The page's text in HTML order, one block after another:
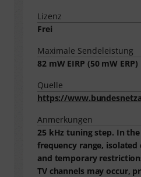
Lizenz
Frei
Maximale Sendeleistung
82mW EIRP (50mW ERP)
Quelle
https://
Anmerkungen
25 kHz tuning step. In the
frequency range, isolated
and temporary
TV channels may occur,